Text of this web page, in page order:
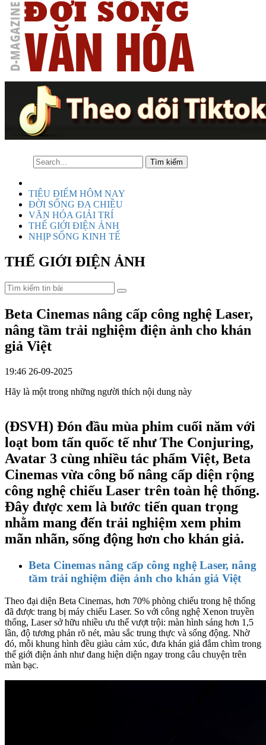
TIÊU ĐIỂM HÔM NAY
ĐỜI SỐNG ĐA CHIỀU
VĂN HÓA GIẢI TRÍ
THẾ GIỚI ĐIỆN ẢNH
NHỊP SỐNG KINH TẾ
THẾ GIỚI ĐIỆN ẢNH
Beta Cinemas nâng cấp công nghệ Laser,
nâng tầm trải nghiệm điện ảnh cho khán
giả Việt
19:46 26-09-2025
Hãy là một trong những người thích nội dung này
(ĐSVH) Đón đầu mùa phim cuối năm với
loạt bom tấn quốc tế như The Conjuring,
Avatar 3 cùng nhiều tác phẩm Việt, Beta
Cinemas vừa công bố nâng cấp diện rộng
công nghệ chiếu Laser trên toàn hệ thống.
Đây được xem là bước tiến quan trọng
nhằm mang đến trải nghiệm xem phim
mãn nhãn, sống động hơn cho khán giả.
Beta Cinemas nâng cấp công nghệ Laser, nâng
tầm trải nghiệm điện ảnh cho khán giả Việt
Theo đại diện Beta Cinemas, hơn 70% phòng chiếu trong hệ thống
đã được trang bị máy chiếu Laser. So với công nghệ Xenon truyền
thống, Laser sở hữu nhiều ưu thế vượt trội: màn hình sáng hơn 1,5
lần, độ tương phản rõ nét, màu sắc trung thực và sống động. Nhờ
đó, mỗi khung hình đều giàu cảm xúc, đưa khán giả đắm chìm trong
thế giới điện ảnh như đang hiện diện ngay trong câu chuyện trên
màn bạc.